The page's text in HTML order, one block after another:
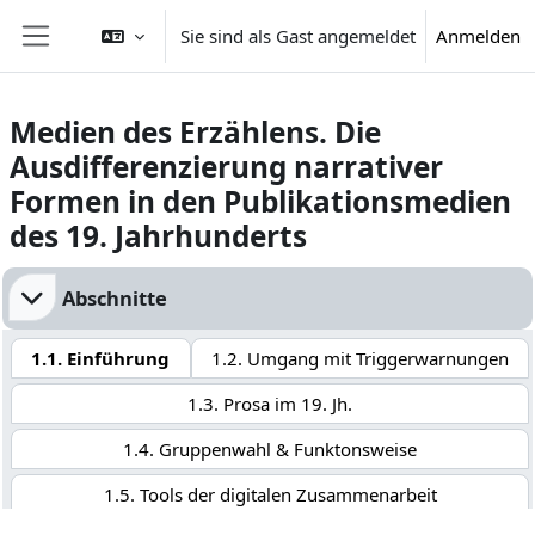
Website-Übersicht
Sie sind als Gast angemeldet Anmelden
Medien des Erzählens. Die
Ausdifferenzierung narrativer
Formen in den Publikationsmedien
des 19. Jahrhunderts
Abschnittsübersicht
Abschnitte
1.1. Einführung
1.2. Umgang mit Triggerwarnungen
1.3. Prosa im 19. Jh.
1.4. Gruppenwahl & Funktonsweise
1.5. Tools der digitalen Zusammenarbeit